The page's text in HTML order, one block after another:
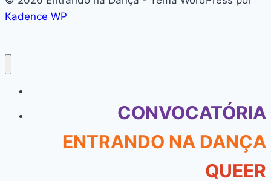
Kadence WP
CONVOCATÓRIA
ENTRANDO NA DANÇA
QUEER